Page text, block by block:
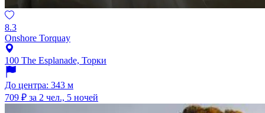
8.3
Onshore Torquay
100 The Esplanade, Торки
До центра: 343 м
709 ₽ за 2 чел., 5 ночей